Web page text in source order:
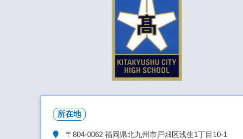
所在地
〒804-0062 福岡県北九州市戸畑区浅生1丁目10-1